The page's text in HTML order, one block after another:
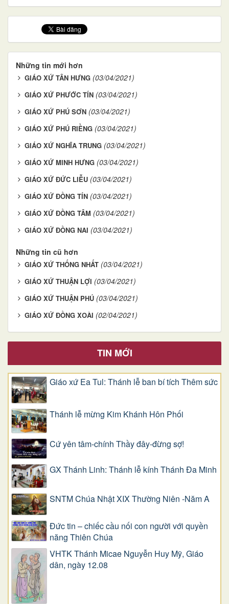
Những tin mới hơn
GIÁO XỨ TÂN HƯNG (03/04/2021)
GIÁO XỨ PHƯỚC TÍN (03/04/2021)
GIÁO XỨ PHÚ SƠN (03/04/2021)
GIÁO XỨ PHÚ RIỀNG (03/04/2021)
GIÁO XỨ NGHĨA TRUNG (03/04/2021)
GIÁO XỨ MINH HƯNG (03/04/2021)
GIÁO XỨ ĐỨC LIỄU (03/04/2021)
GIÁO XỨ ĐỒNG TÍN (03/04/2021)
GIÁO XỨ ĐỒNG TÂM (03/04/2021)
GIÁO XỨ ĐỒNG NAI (03/04/2021)
Những tin cũ hơn
GIÁO XỨ THỐNG NHẤT (03/04/2021)
GIÁO XỨ THUẬN LỢI (03/04/2021)
GIÁO XỨ THUẬN PHÚ (03/04/2021)
GIÁO XỨ ĐỒNG XOÀI (02/04/2021)
TIN MỚI
Giáo xứ Ea Tul: Thánh lễ ban bí tích Thêm sức
Thánh lễ mừng Kim Khánh Hôn Phối
Cứ yên tâm-chính Thầy đây-đừng sợ!
GX Thánh Linh: Thánh lễ kính Thánh Đa Minh
SNTM Chúa Nhật XIX Thường Niên -Năm A
Đức tin – chiếc cầu nối con người với quyền
năng Thiên Chúa
VHTK Thánh Micae Nguyễn Huy Mỹ, Giáo
dân, ngày 12.08